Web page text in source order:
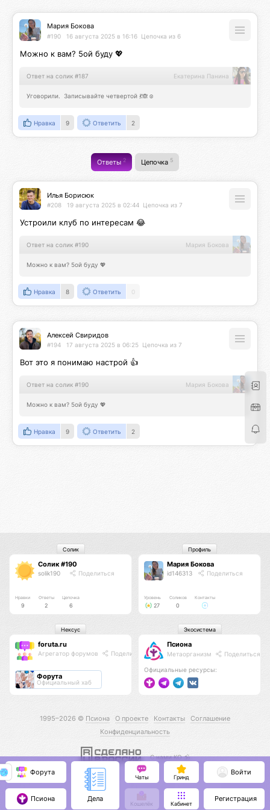
Мария Бокова
#190 16 августа 2025 в 16:16 Цепочка из 6
Можно к вам? 5ой буду 💖
Ответ на солик #187 Екатерина Панина
Уговорили.  Записывайте четвертой 💃🙈☺️
Нравка 9 Ответить 2
Ответы2 Цепочка 5
Илья Борисюк
#208 19 августа 2025 в 02:44 Цепочка из 7
Устроили клуб по интересам 😂
Ответ на солик #190 Мария Бокова
Можно к вам? 5ой буду 💖
Нравка 8 Ответить 0
Алексей Свиридов
#194 17 августа 2025 в 06:25 Цепочка из 7
Вот это я понимаю настрой 👍
Ответ на солик #190 Мария Бокова
Можно к вам? 5ой буду 💖
Нравка 9 Ответить 2
Солик #190
solik190 Поделиться
Нравки
9
Ответы
2
Цепочка
6
Солик
Мария Бокова
id146313 Поделиться
Уровень
27
Соликов
0
Контакты
Профиль
foruta.ru
Агрегатор форумов Поделиться
Форута
Официальный хаб
Нексус
Псиона
Метаорганизм Поделиться
Официальные ресурсы:
Экосистема
1995–2026 © Псиона О проекте Контакты
Соглашение
Конфиденциальность
С нами КО 🕉️
Форута
Псиона Дела
Чаты Гринд
Кошелёк Кабинет
Войти
Регистрация